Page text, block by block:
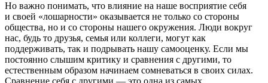
Но важно понимать, что влияние на наше восприятие себя
и своей «лошарности» оказывается не только со стороны
общества, но и со стороны нашего окружения. Люди вокруг
нас, будь то друзья, семья или коллеги, могут как
поддерживать, так и подрывать нашу самооценку. Если мы
постоянно слышим критику и сравнения с другими, то
естественным образом начинаем сомневаться в своих силах.